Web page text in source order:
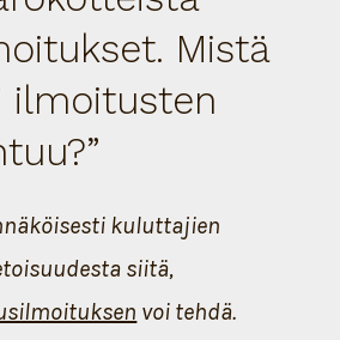
Mistä
ilmoitusten
”
kuluttajien
siitä,
voi tehdä.